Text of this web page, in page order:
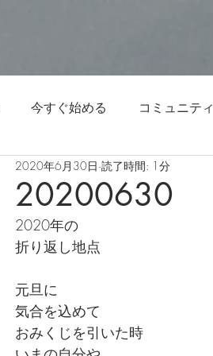
今すぐ始める コミュニティ
20200630
2020年6月30日 読了時間: 1分
2020年の
折り返し地点
元旦に
気合を込めて
おみくじを引いた時